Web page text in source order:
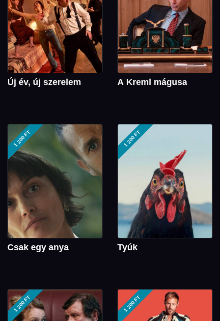
Új év, új szerelem A Kreml mágusa
1 200 FT
Csak egy anya
1 200 FT
Tyúk
1 200 FT 1 200 FT